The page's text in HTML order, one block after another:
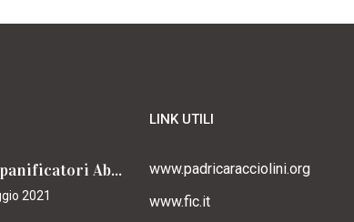
Assopanificatori Abruzzo e Molise insieme per il Cammino
2021
LINK UTILI
www.padricaracciolini.org
www.fic.it